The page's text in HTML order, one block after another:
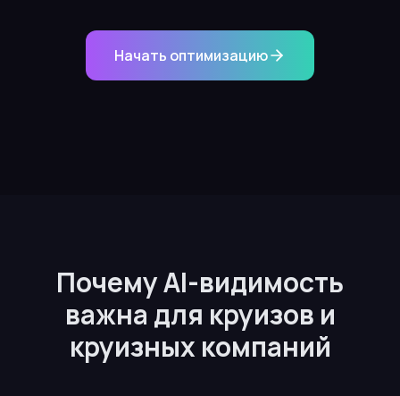
Начать оптимизацию
Почему AI-видимость
важна для круизов и
круизных компаний